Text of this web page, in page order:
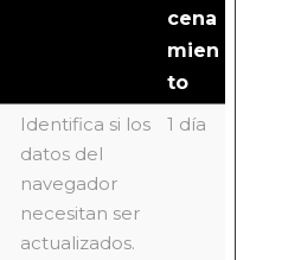
cena
mien
to
Identifica si los
datos del
navegador
necesitan ser
actualizados.
1 día